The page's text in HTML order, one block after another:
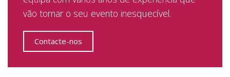
vão tornar o seu evento inesquecível.
Contacte-nos